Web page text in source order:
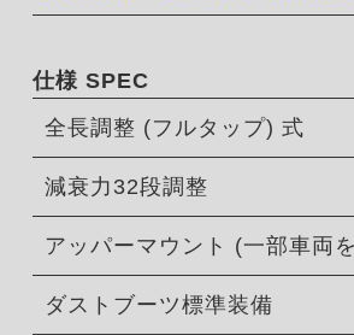
仕様 SPEC
全長調整 (フルタップ) 式
減衰力32段調整
アッパーマウント (一部車両
ダストブーツ標準装備